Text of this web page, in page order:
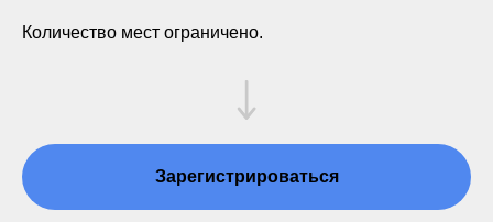
Количество мест ограничено.
Зарегистрироваться